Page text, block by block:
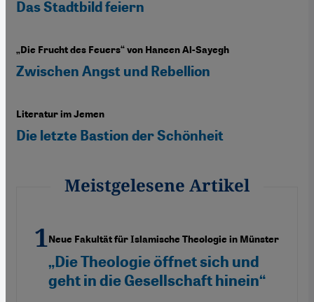
Das Stadtbild feiern
„Die Frucht des Feuers“ von Haneen Al-Sayegh
Zwischen Angst und Rebellion
Literatur im Jemen
Die letzte Bastion der Schönheit
Meistgelesene Artikel
Neue Fakultät für Islamische Theologie in Münster
„Die Theologie öffnet sich und
geht in die Gesellschaft hinein“